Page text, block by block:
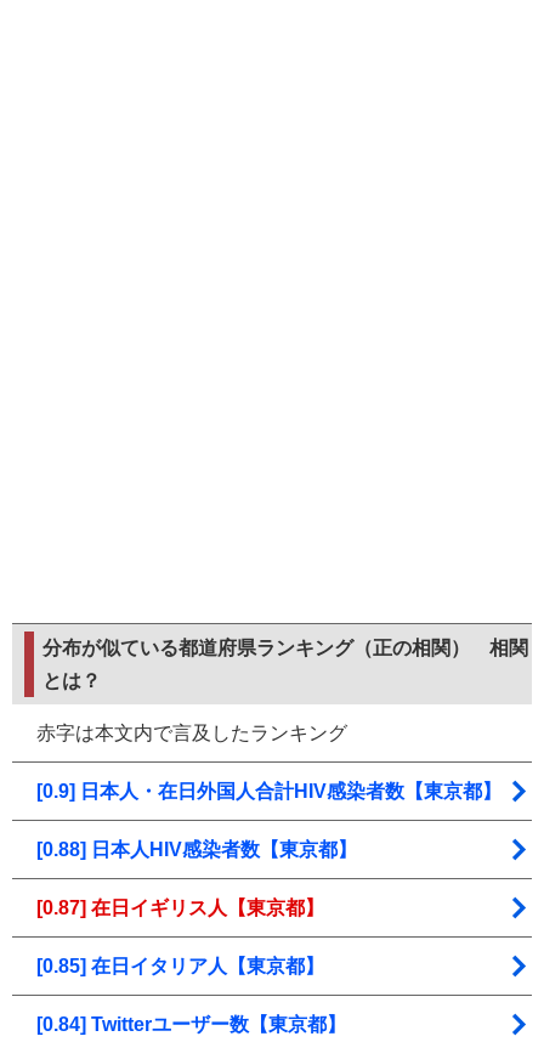
分布が似ている都道府県ランキング（正の相関） 相関
とは？
赤字は本文内で言及したランキング
[0.9] 日本人・在日外国人合計HIV感染者数【東京都】
[0.88] 日本人HIV感染者数【東京都】
[0.87] 在日イギリス人【東京都】
[0.85] 在日イタリア人【東京都】
[0.84] Twitterユーザー数【東京都】